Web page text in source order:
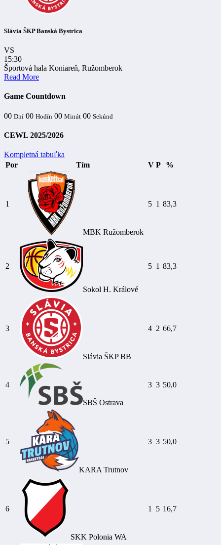
Slávia ŠKP Banská Bystrica
VS
15:30
Športová hala Koniareň, Ružomberok
Read More
Game Countdown
00 Dní 00 Hodín 00 Minút 00 Sekúnd
CEWL 2025/2026
Kompletná tabuľka
Por
Tím V P %
1
MBK Ružomberok
5 1 83,3
2
Sokol H. Králové
5 1 83,3
3
Slávia ŠKP BB
4 2 66,7
4
SBŠ Ostrava
3 3 50,0
5
KARA Trutnov
3 3 50,0
6
SKK Polonia WA
1 5 16,7